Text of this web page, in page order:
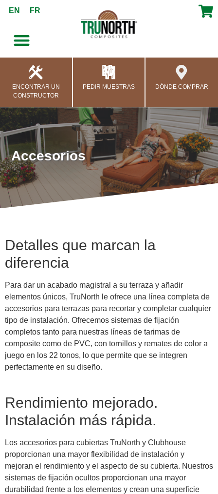
contenido
EN FR
ENCONTRAR UN
CONSTRUCTOR
PEDIR MUESTRAS DÓNDE COMPRAR
Accesorios
Detalles que marcan la
diferencia
Para dar un acabado magistral a su terraza y añadir
elementos únicos, TruNorth le ofrece una línea completa de
accesorios para terrazas para recortar y completar cualquier
tipo de instalación. Ofrecemos sistemas de fijación
completos tanto para nuestras líneas de tarimas de
composite como de PVC, con tornillos y remates de color a
juego en los 22 tonos, lo que permite que se integren
perfectamente en su diseño.
Rendimiento mejorado.
Instalación más rápida.
Los accesorios para cubiertas TruNorth y Clubhouse
proporcionan una mayor flexibilidad de instalación y
mejoran el rendimiento y el aspecto de su cubierta. Nuestros
sistemas de fijación ocultos proporcionan una mayor
durabilidad frente a los elementos y crean una superficie